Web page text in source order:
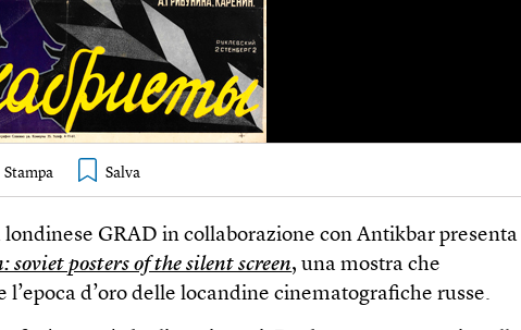
Stampa
londinese GRAD in collaborazione con Antikbar presenta
posters of the silent screen, una mostra che
l’epoca d’oro delle locandine cinematografiche russe.